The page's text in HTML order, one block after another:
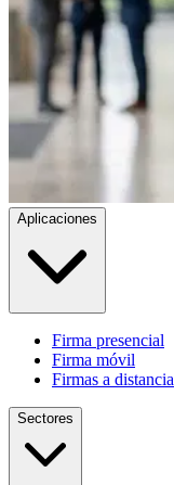
Aplicaciones
Firma presencial
Firma móvil
Firmas a distancia
Sectores